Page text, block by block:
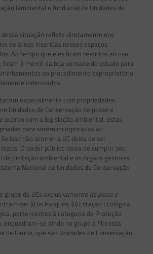
(ambiental e fundiária) de Unidades de
situação reflete diretamente nos
de áreas inseridas nesses espaços
Ao tempo que eles ficam restritos ao uso
ficam à mercê da boa vontade do estado para
ao procedimento expropriatório
indenizados.
especialmente com propriedades
Unidades de Conservação de posse e
acordo com a legislação ambiental, estas
para serem incorporadas ao
isso não ocorrer a UC deixa de ser
O poder público deixa de cumprir seu
de proteção ambiental e os órgãos gestores
Nacional de Unidades de Conservação
grupo de UCs exclusivamente de posse e
se: (i) os Parques, (ii) Estação Ecológica
pertencentes à categoria de Proteção
enquadram-se ainda no grupo a Floresta
de Fauna, que são Unidades de Conservação